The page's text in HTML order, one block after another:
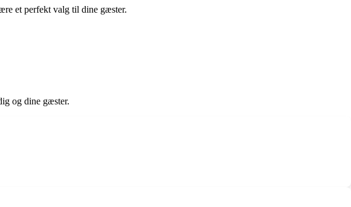
et perfekt valg til dine gæster.
og dine gæster.